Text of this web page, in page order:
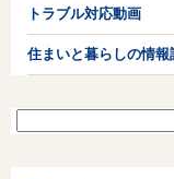
トラブル対応動画
住まいと暮らしの情